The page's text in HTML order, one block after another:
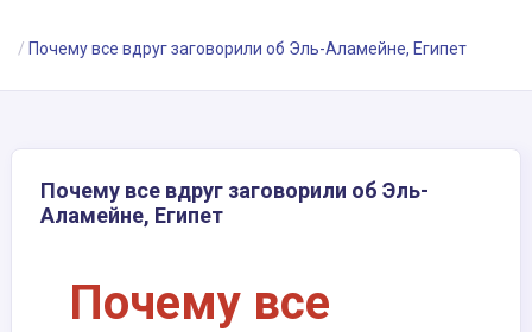
Почему все вдруг заговорили об Эль-Аламейне, Египет
Почему все вдруг заговорили об Эль-
Аламейне, Египет
Почему все